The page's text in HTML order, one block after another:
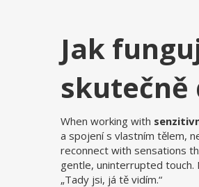
Jak
skutečně
When working with
a spojení s vlastním tělem,
reconnect with sensations
gentle, uninterrupted touch.
„Tady jsi, já tě vidím.“